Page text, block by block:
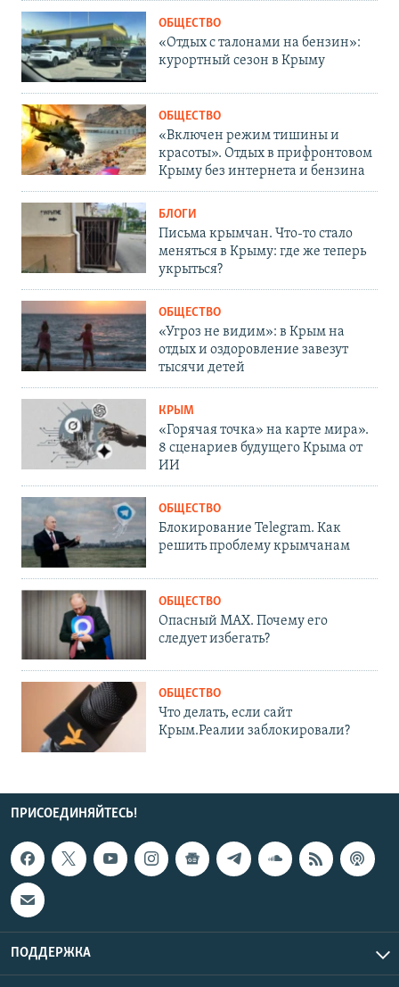
ОБЩЕСТВО
«Отдых с талонами на бензин»:
курортный сезон в Крыму
ОБЩЕСТВО
«Включен режим тишины и
красоты». Отдых в прифронтовом
Крыму без интернета и бензина
БЛОГИ
Письма крымчан. Что-то стало
меняться в Крыму: где же теперь
укрыться?
ОБЩЕСТВО
«Угроз не видим»: в Крым на
отдых и оздоровление завезут
тысячи детей
КРЫМ
«Горячая точка» на карте мира».
8 сценариев будущего Крыма от
ИИ
ОБЩЕСТВО
Блокирование Telegram. Как
решить проблему крымчанам
ОБЩЕСТВО
Опасный MAX. Почему его
следует избегать?
ОБЩЕСТВО
Что делать, если сайт
Крым.Реалии заблокировали?
ПРИСОЕДИНЯЙТЕСЬ!
ПОДДЕРЖКА